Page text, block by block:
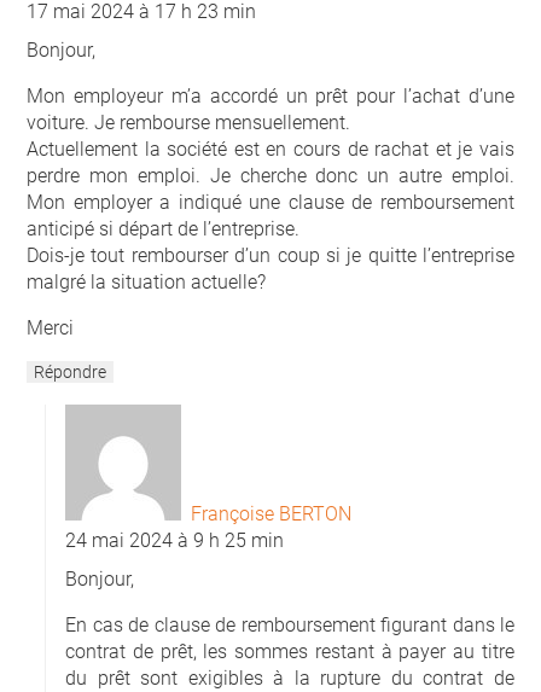
17 mai 2024 à 17 h 23 min
Bonjour,
Mon employeur m’a accordé un prêt pour l’achat d’une
voiture. Je rembourse mensuellement.
Actuellement la société est en cours de rachat et je vais
perdre mon emploi. Je cherche donc un autre emploi.
Mon employer a indiqué une clause de remboursement
anticipé si départ de l’entreprise.
Dois-je tout rembourser d’un coup si je quitte l’entreprise
malgré la situation actuelle?
Merci
Répondre
Françoise BERTON
24 mai 2024 à 9 h 25 min
Bonjour,
En cas de clause de remboursement figurant dans le
contrat de prêt, les sommes restant à payer au titre
du prêt sont exigibles à la rupture du contrat de